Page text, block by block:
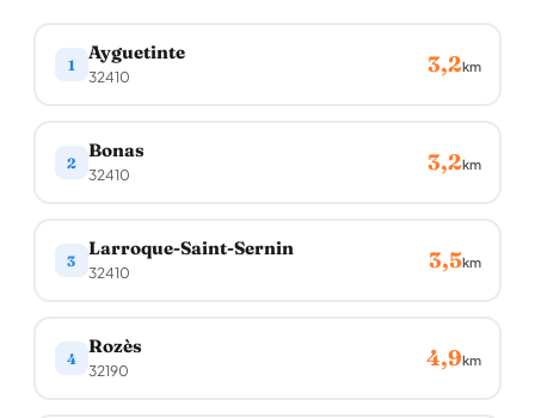
1
Ayguetinte
32410 3,2km
2
Bonas
32410 3,2km
3
Larroque-Saint-Sernin
32410 3,5km
4
Rozès
32190 4,9km